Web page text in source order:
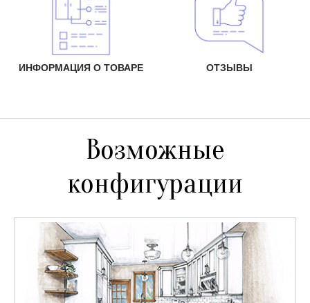
ИНФОРМАЦИЯ О ТОВАРЕ ОТЗЫВЫ
Возможные
конфигурации